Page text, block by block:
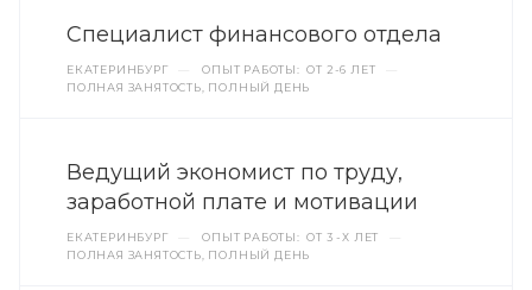
Специалист финансового отдела
ЕКАТЕРИНБУРГ ОПЫТ РАБОТЫ: ОТ 2-6 ЛЕТ
ПОЛНАЯ ЗАНЯТОСТЬ, ПОЛНЫЙ ДЕНЬ
Ведущий экономист по труду,
заработной плате и мотивации
ЕКАТЕРИНБУРГ ОПЫТ РАБОТЫ: ОТ 3 -Х ЛЕТ
ПОЛНАЯ ЗАНЯТОСТЬ, ПОЛНЫЙ ДЕНЬ